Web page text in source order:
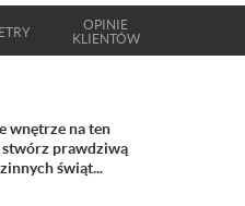
OPINIE
KLIENTÓW
wnętrze na ten
stwórz prawdziwą
świąt...